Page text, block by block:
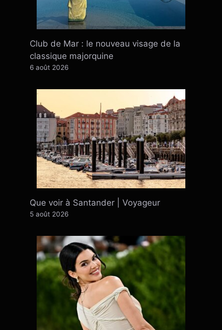
Club de Mar : le nouveau visage de la
classique majorquine
6 août 2026
Que voir à Santander | Voyageur
5 août 2026